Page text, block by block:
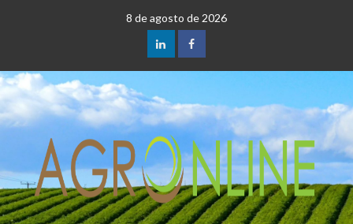
8 de agosto de 2026